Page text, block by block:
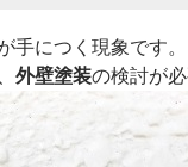
手につく現象です
外壁塗装の検討が必